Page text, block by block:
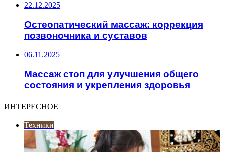
22.12.2025
Остеопатический массаж: коррекция
позвоночника и суставов
06.11.2025
Массаж стоп для улучшения общего
состояния и укрепления здоровья
ИНТЕРЕСНОЕ
Техники